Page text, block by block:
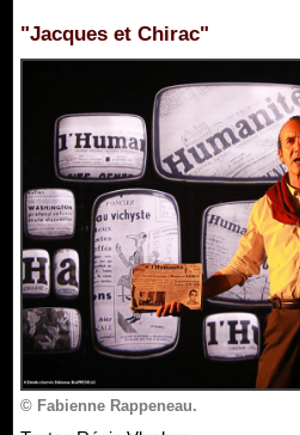
"Jacques et Chirac"
© Fabienne Rappeneau.